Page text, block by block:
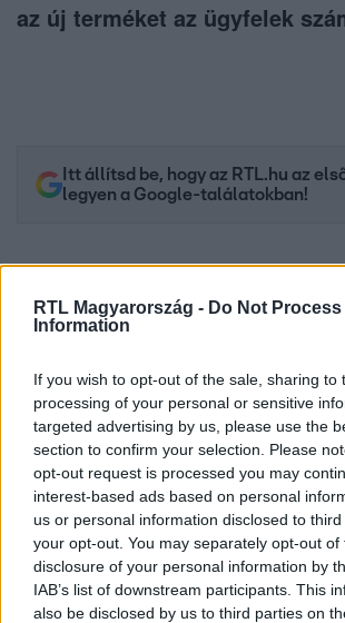
RTL Magyarország - Do Not
Information
If you wish to opt-out of the sale, sharing to
processing of your personal or sensitive
targeted advertising by us, please use the
section to confirm your selection. Please
opt-out request is processed you may
interest-based ads based on personal
us or personal information disclosed to
your opt-out. You may separately opt-out of
disclosure of your personal information by
IAB’s list of downstream participants. This
also be disclosed by us to third parties on
az új terméket az ügyfelek
Itt állítsd be, hogy az RTL.hu az
legyen a Google-találatokban!
Kövess minket, és értesülj a friss
Facebookon is!
Követem